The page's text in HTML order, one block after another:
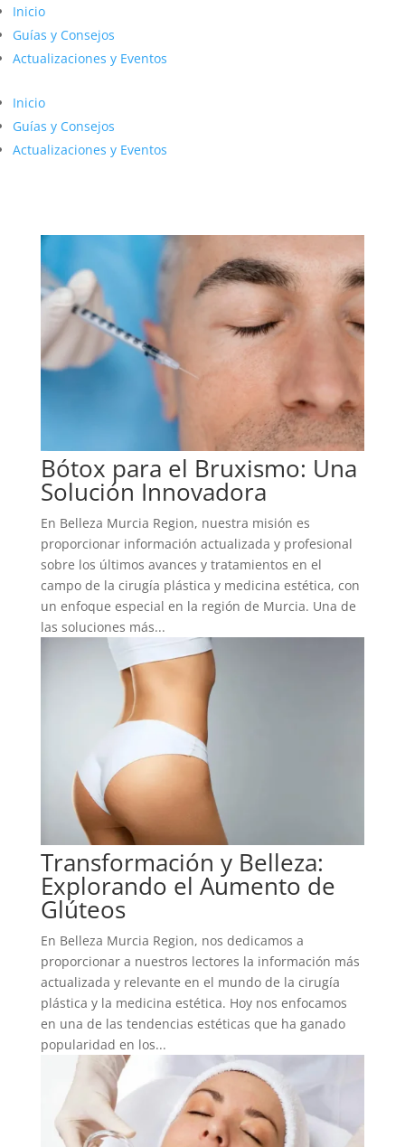
Inicio
Guías y Consejos
Actualizaciones y Eventos
Inicio
Guías y Consejos
Actualizaciones y Eventos
Bótox para el Bruxismo: Una
Solución Innovadora
En Belleza Murcia Region, nuestra misión es
proporcionar información actualizada y profesional
sobre los últimos avances y tratamientos en el
campo de la cirugía plástica y medicina estética, con
un enfoque especial en la región de Murcia. Una de
las soluciones más...
Transformación y Belleza:
Explorando el Aumento de
Glúteos
En Belleza Murcia Region, nos dedicamos a
proporcionar a nuestros lectores la información más
actualizada y relevante en el mundo de la cirugía
plástica y la medicina estética. Hoy nos enfocamos
en una de las tendencias estéticas que ha ganado
popularidad en los...